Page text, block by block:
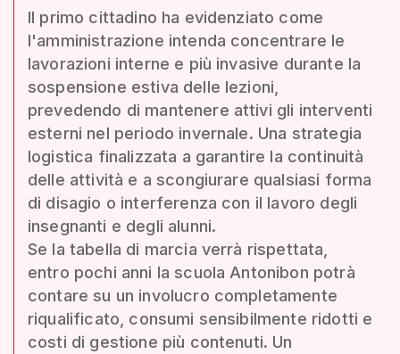
Il primo cittadino ha evidenziato come
l'amministrazione intenda concentrare le
lavorazioni interne e più invasive durante la
sospensione estiva delle lezioni,
prevedendo di mantenere attivi gli interventi
esterni nel periodo invernale. Una strategia
logistica finalizzata a garantire la continuità
delle attività e a scongiurare qualsiasi forma
di disagio o interferenza con il lavoro degli
insegnanti e degli alunni.
Se la tabella di marcia verrà rispettata,
entro pochi anni la scuola Antonibon potrà
contare su un involucro completamente
riqualificato, consumi sensibilmente ridotti e
costi di gestione più contenuti. Un